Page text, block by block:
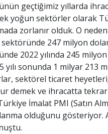
geçtiğimiz yıllarda
yoğun sektörler olarak
zorlanır olduk. O
247 milyon
2022 yılında 245
sonunda 1 milyar 213
sektörel ticaret
demek ve ihracatta
Türkiye İmalat PMI (Satın
olduğunu gösteriyor.